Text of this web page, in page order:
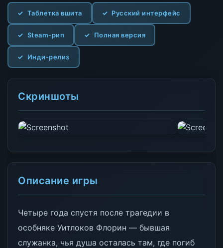
Таблетка вшита Русский интерфейс
Steam-рип Полная версия
Инди-релиз
Скриншоты
Описание игры
Четыре года спустя после трагедии в
особняке Уитлоков Флорин — бывшая
служанка, чья душа осталась там, где погиб